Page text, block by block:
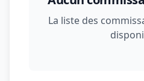
La liste des